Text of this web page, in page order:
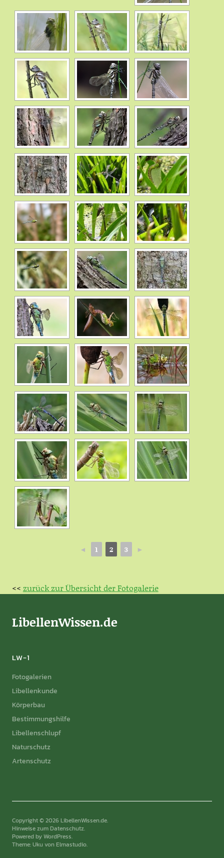
◄ 1 2 3 ►
<< zurück zur Übersicht der Fotogalerie
LibellenWissen.de
LW-1
Fotogalerien
Libellenkunde
Körperbau
Bestimmungshilfe
Libellenschlupf
Naturschutz
Artenschutz
Copyright © 2026 LibellenWissen.de
Hinweise zum Datenschutz
Powered byWordPress
Theme: Uku vonElmastudio